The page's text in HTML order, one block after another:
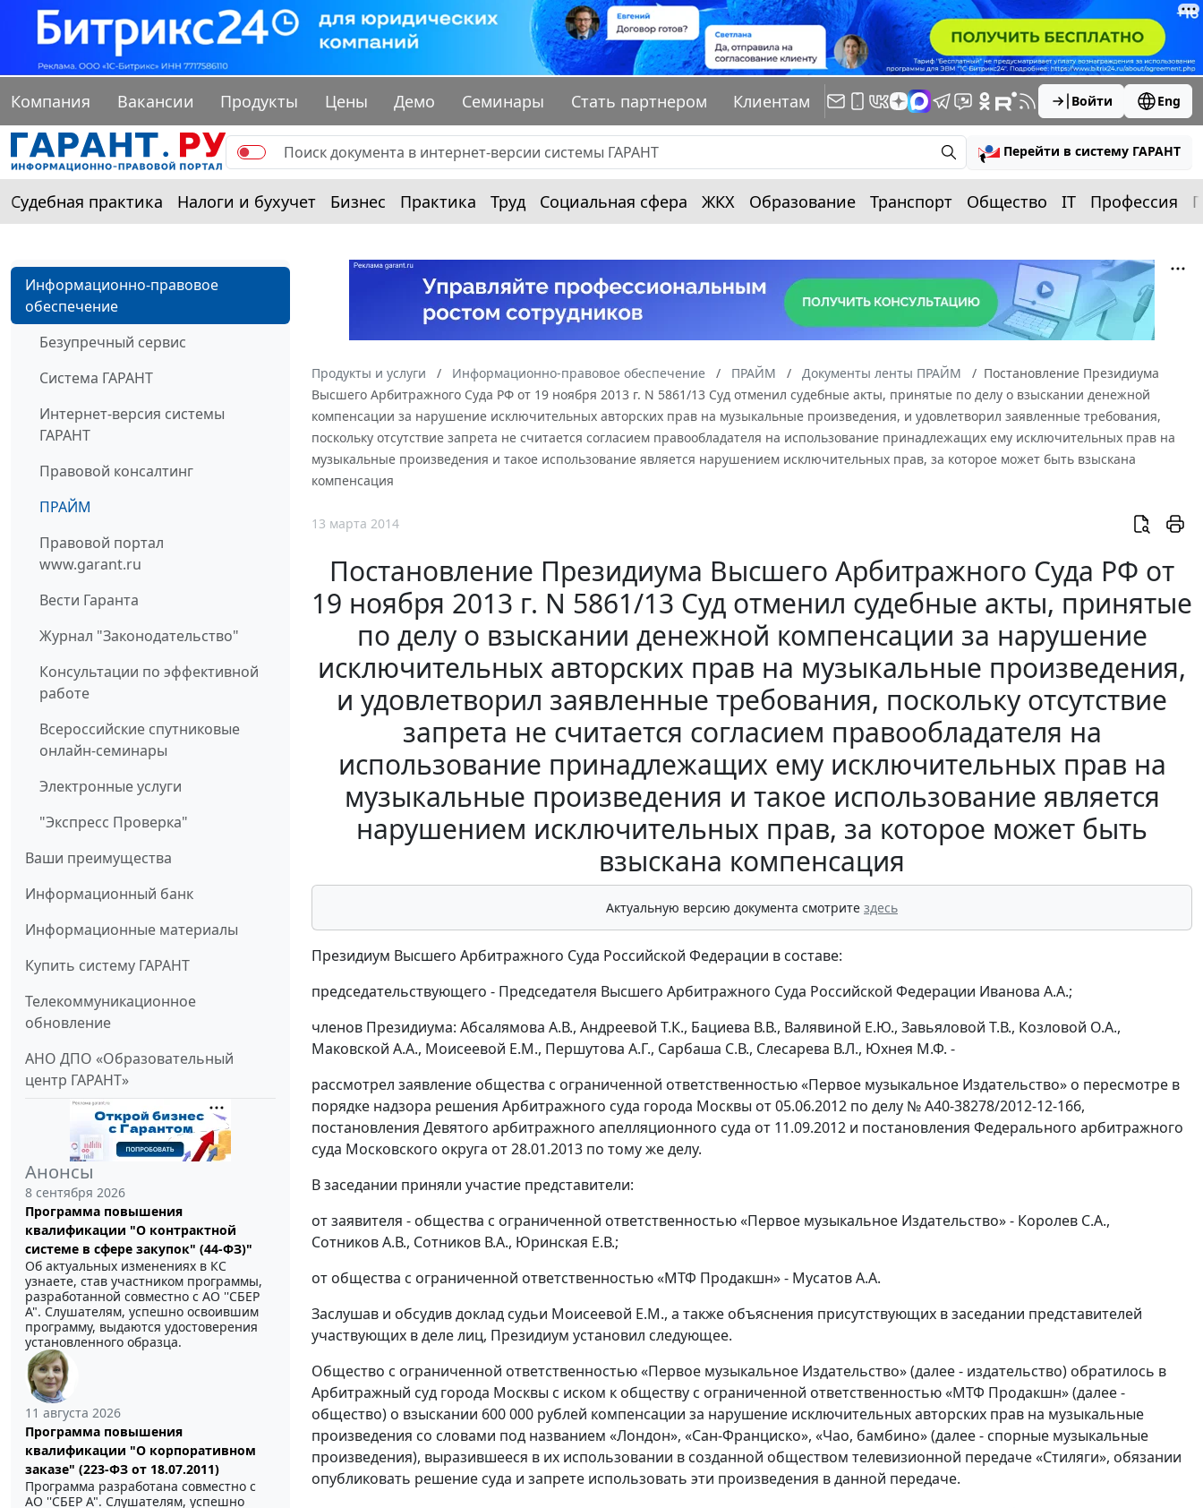
Компания Вакансии Продукты Цены Демо Семинары Стать партнером Клиентам Войти Eng
Перейти в систему ГАРАНТ
Судебная практика Налоги и бухучет Бизнес Практика Труд Социальная сфера ЖКХ Образование Транспорт Общество IT Профессия
Информационно-правовое
обеспечение
Безупречный сервис
Система ГАРАНТ
Интернет-версия системы
ГАРАНТ
Правовой консалтинг
ПРАЙМ
Правовой портал
www.garant.ru
Вести Гаранта
Журнал "Законодательство"
Консультации по эффективной
работе
Всероссийские спутниковые
онлайн-семинары
Электронные услуги
"Экспресс Проверка"
Ваши преимущества
Информационный банк
Информационные материалы
Купить систему ГАРАНТ
Телекоммуникационное
обновление
АНО ДПО «Образовательный
центр ГАРАНТ»
Анонсы
8 сентября 2026
Программа повышения
квалификации "О контрактной
системе в сфере закупок" (44-ФЗ)"
Об актуальных изменениях в КС
узнаете, став участником программы,
разработанной совместно с АО ''СБЕР
А". Слушателям, успешно освоившим
программу, выдаются удостоверения
установленного образца.
11 августа 2026
Программа повышения
квалификации "О корпоративном
заказе" (223-ФЗ от 18.07.2011)
Программа разработана совместно с
АО ''СБЕР А". Слушателям, успешно
Продукты и услуги Информационно-правовое обеспечение ПРАЙМ Документы ленты ПРАЙМ
Постановление Президиума
Высшего Арбитражного Суда РФ от 19 ноября 2013 г. N 5861/13 Суд отменил судебные акты, принятые по делу о взыскании денежной
компенсации за нарушение исключительных авторских прав на музыкальные произведения, и удовлетворил заявленные требования,
поскольку отсутствие запрета не считается согласием правообладателя на использование принадлежащих ему исключительных прав на
музыкальные произведения и такое использование является нарушением исключительных прав, за которое может быть взыскана
компенсация
13 марта 2014
Постановление Президиума Высшего Арбитражного Суда РФ от
19 ноября 2013 г. N 5861/13 Суд отменил судебные акты, принятые
по делу о взыскании денежной компенсации за нарушение
исключительных авторских прав на музыкальные произведения,
и удовлетворил заявленные требования, поскольку отсутствие
запрета не считается согласием правообладателя на
использование принадлежащих ему исключительных прав на
музыкальные произведения и такое использование является
нарушением исключительных прав, за которое может быть
взыскана компенсация
Актуальную версию документа смотрите здесь
Президиум Высшего Арбитражного Суда Российской Федерации в составе:
председательствующего - Председателя Высшего Арбитражного Суда Российской Федерации Иванова А.А.;
членов Президиума: Абсалямова А.В., Андреевой Т.К., Бациева В.В., Валявиной Е.Ю., Завьяловой Т.В., Козловой О.А.,
Маковской А.А., Моисеевой Е.М., Першутова А.Г., Сарбаша С.В., Слесарева В.Л., Юхнея М.Ф. -
рассмотрел заявление общества с ограниченной ответственностью «Первое музыкальное Издательство» о пересмотре в
порядке надзора решения Арбитражного суда города Москвы от 05.06.2012 по делу № А40-38278/2012-12-166,
постановления Девятого арбитражного апелляционного суда от 11.09.2012 и постановления Федерального арбитражного
суда Московского округа от 28.01.2013 по тому же делу.
В заседании приняли участие представители:
от заявителя - общества с ограниченной ответственностью «Первое музыкальное Издательство» - Королев С.А.,
Сотников А.В., Сотников В.А., Юринская Е.В.;
от общества с ограниченной ответственностью «МТФ Продакшн» - Мусатов А.А.
Заслушав и обсудив доклад судьи Моисеевой Е.М., а также объяснения присутствующих в заседании представителей
участвующих в деле лиц, Президиум установил следующее.
Общество с ограниченной ответственностью «Первое музыкальное Издательство» (далее - издательство) обратилось в
Арбитражный суд города Москвы с иском к обществу с ограниченной ответственностью «МТФ Продакшн» (далее -
общество) о взыскании 600 000 рублей компенсации за нарушение исключительных авторских прав на музыкальные
произведения со словами под названием «Лондон», «Сан-Франциско», «Чао, бамбино» (далее - спорные музыкальные
произведения), выразившееся в их использовании в созданной обществом телевизионной передаче «Стиляги», обязании
опубликовать решение суда и запрете использовать эти произведения в данной передаче.